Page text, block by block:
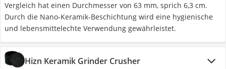
Vergleich hat einen Durchmesser von 63 mm, sprich 6,3 cm.
Durch die Nano-Keramik-Beschichtung wird eine hygienische
und lebensmittelechte Verwendung gewährleistet.
Hizn Keramik Grinder Crusher